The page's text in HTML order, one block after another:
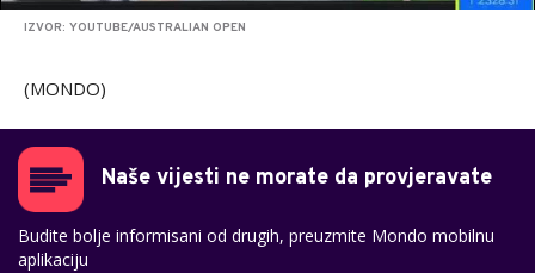
IZVOR: YOUTUBE/AUSTRALIAN OPEN
(MONDO)
Naše vijesti ne morate da provjeravate
Budite bolje informisani od drugih, preuzmite Mondo mobilnu
aplikaciju